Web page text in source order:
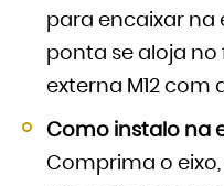
para encaixar na
ponta se aloja no
externa M12 com
Como instalo na
Comprima o